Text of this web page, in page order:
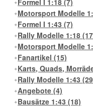
Motorsport Modelle
Formel I 1:43(7)
Rally Modelle 1:18
Motorsport Modelle
Fanartikel(15)
Karts, Quads,
Rally Modelle 1:43
Angebote(4)
Bausätze 1:43(18)